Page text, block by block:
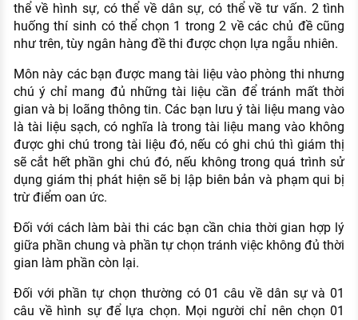
thể về hình sự, có thể về dân sự, có thể về tư vấn. 2 tình
huống thí sinh có thể chọn 1 trong 2 về các chủ đề cũng
như trên, tùy ngân hàng đề thi được chọn lựa ngẫu nhiên.
Môn này các bạn được mang tài liệu vào phòng thi nhưng
chú ý chỉ mang đủ những tài liệu cần để tránh mất thời
gian và bị loãng thông tin. Các bạn lưu ý tài liệu mang vào
là tài liệu sạch, có nghĩa là trong tài liệu mang vào không
được ghi chú trong tài liệu đó, nếu có ghi chú thì giám thị
sẽ cắt hết phần ghi chú đó, nếu không trong quá trình sử
dụng giám thị phát hiện sẽ bị lập biên bản và phạm qui bị
trừ điểm oan ức.
Đối với cách làm bài thi các bạn cần chia thời gian hợp lý
giữa phần chung và phần tự chọn tránh việc không đủ thời
gian làm phần còn lại.
Đối với phần tự chọn thường có 01 câu về dân sự và 01
câu về hình sự để lựa chọn. Mọi người chỉ nên chọn 01